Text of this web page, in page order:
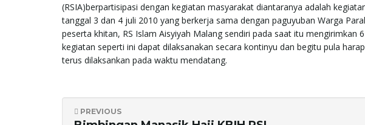
(RSIA)berpartisipasi dengan kegiatan masyarakat diantaranya adalah
tanggal 3 dan 4 juli 2010 yang berkerja sama dengan paguyuban Warga
peserta khitan, RS Islam Aisyiyah Malang sendiri pada saat itu mengirimkan
kegiatan seperti ini dapat dilaksanakan secara kontinyu dan begitu pula
terus dilaksankan pada waktu mendatang.
PREVIOUS